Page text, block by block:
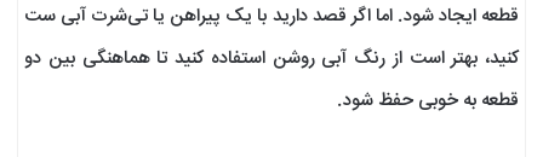
قطعه ایجاد شود. اما اگر قصد دارید با یک پیراهن یا تی‌شرت آبی ست
کنید، بهتر است از رنگ آبی روشن استفاده کنید تا هماهنگی بین دو
قطعه به خوبی حفظ شود.